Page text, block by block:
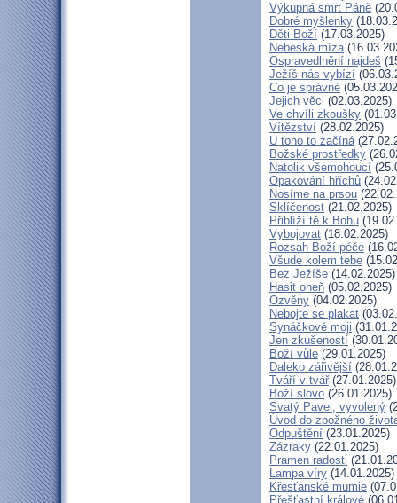
Výkupná smrt Páně
Dobré myšlenky
Děti Boží (17.03.2025)
Nebeská míza
Ospravedlnění najdeš
Ježíš nás vybízí
Co je správné
Jejich věci (02.03.2025)
Ve chvíli zkoušky
Vítězství (28.02.2025)
U toho to začíná
Božské prostředky
Natolik všemohoucí
Opakování hříchů
Nosíme na prsou
Sklíčenost (21.02.2025)
Přiblíží tě k Bohu
Vybojovat (18.02.2025)
Rozsah Boží péče
Všude kolem tebe
Bez Ježíše (14.02.2025)
Hasit oheň (05.02.2025)
Ozvěny (04.02.2025)
Nebojte se plakat
Synáčkové moji
Jen zkušeností
Boží vůle (29.01.2025)
Daleko zářivější
Tváří v tvář(27.01.2025)
Boží slovo (26.01.2025)
Svatý Pavel, vyvolený
Úvod do zbožného
Odpuštění (23.01.2025)
Zázraky (22.01.2025)
Pramen radosti
Lampa víry (14.01.2025)
Křesťanské mumie
Přešťastní králové